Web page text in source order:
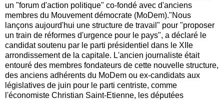
un "forum d'action politique" co-fondé avec d'anciens
membres du Mouvement démocrate (MoDem)."Nous
lançons aujourd'hui une structure de travail" pour "proposer
un train de réformes d'urgence pour le pays", a déclaré le
candidat soutenu par le parti présidentiel dans le XIIe
arrondissement de la capitale. L'ancien journaliste était
entouré des membres fondateurs de cette nouvelle structure,
des anciens adhérents du MoDem ou ex-candidats aux
législatives de juin pour le parti centriste, comme
l'économiste Christian Saint-Etienne, les députées